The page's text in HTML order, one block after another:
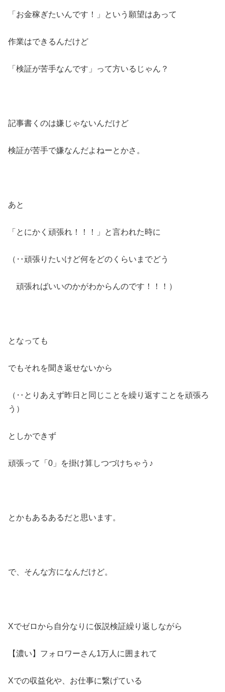
「お金稼ぎたいんです！」という願望はあって
作業はできるんだけど
「検証が苦手なんです」って方いるじゃん？
記事書くのは嫌じゃないんだけど
検証が苦手で嫌なんだよねーとかさ。
あと
「とにかく頑張れ！！！」と言われた時に
（‥頑張りたいけど何をどのくらいまでどう
頑張ればいいのかがわからんのです！！！）
となっても
でもそれを聞き返せないから
（‥とりあえず昨日と同じことを繰り返すことを頑張ろ
う）
としかできず
頑張って「0」を掛け算しつづけちゃう♪
とかもあるあるだと思います。
で、そんな方になんだけど。
Xでゼロから自分なりに仮説検証繰り返しながら
【濃い】フォロワーさん1万人に囲まれて
Xでの収益化や、お仕事に繋げている